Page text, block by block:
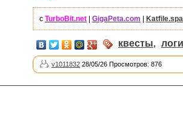
с TurboBit.net GigaPeta.com
квесты,
v1011832 28/05/26 Просмотров: 876